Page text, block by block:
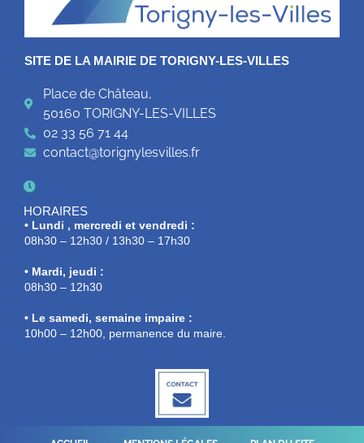
SITE DE LA MAIRIE DE TORIGNY-LES-VILLES
Place de Château,
50160 TORIGNY-LES-VILLES
02 33 56 71 44
contact@torignylesvilles.fr
HORAIRES
• Lundi , mercredi et vendredi :
08h30 – 12h30 / 13h30 – 17h30
• Mardi, jeudi :
08h30 – 12h30
• Le samedi, semaine impaire :
10h00 – 12h00, permanence du maire.